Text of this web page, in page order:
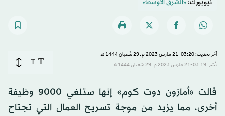
نيويورك:«الشرق الأوسط»
آخر تحديث: 03:20-21 مارس 2023 م ـ 29 شَعبان 1444 هـ
نُشر: 03:19-21 مارس 2023 م ـ 29 شَعبان 1444 هـ
T
T
قالت «أمازون دوت كوم» إنها ستلغي 9000 وظيفة
أخرى، مما يزيد من موجة تسريح العمال التي تجتاح